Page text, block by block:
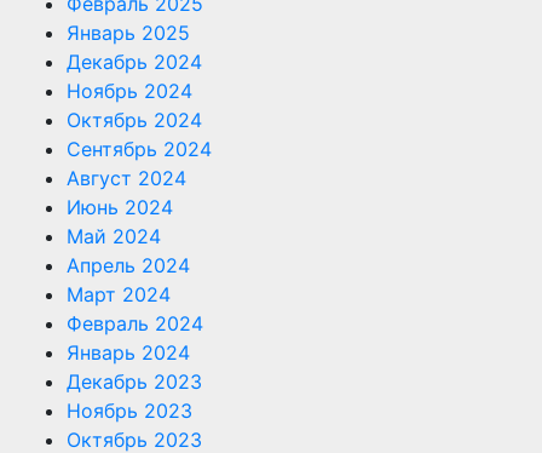
Январь 2025
Декабрь 2024
Ноябрь 2024
Октябрь 2024
Сентябрь 2024
Август 2024
Июнь 2024
Май 2024
Апрель 2024
Март 2024
Февраль 2024
Январь 2024
Декабрь 2023
Ноябрь 2023
Октябрь 2023